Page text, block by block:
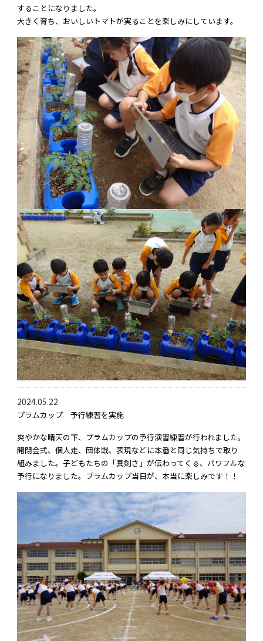
することになりました。
大きく育ち、おいしいトマトが実ることを楽しみにしています。
2024.05.22
プラムカップ 予行練習を実施
爽やかな晴天の下、プラムカップの予行演習練習が行われました。
開閉会式、個人走、団体戦、表現などに本番と同じ気持ちで取り
組みました。子どもたちの「真剣さ」が伝わってくる、パワフルな
予行になりました。プラムカップ当日が、本当に楽しみです！！